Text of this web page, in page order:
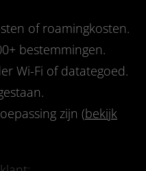
of roamingkosten.
bestemmingen.
Wi-Fi of datategoed.
zijn (bekijk